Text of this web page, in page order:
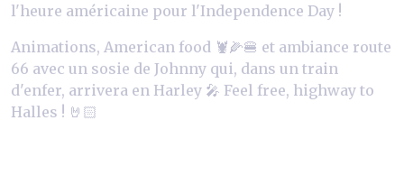
l'heure américaine pour l'Independence Day !
Animations, American food 🦞🌽🍔 et ambiance route
66 avec un sosie de Johnny qui, dans un train
d'enfer, arrivera en Harley 🎤 Feel free, highway to
Halles ! 🤘🏻